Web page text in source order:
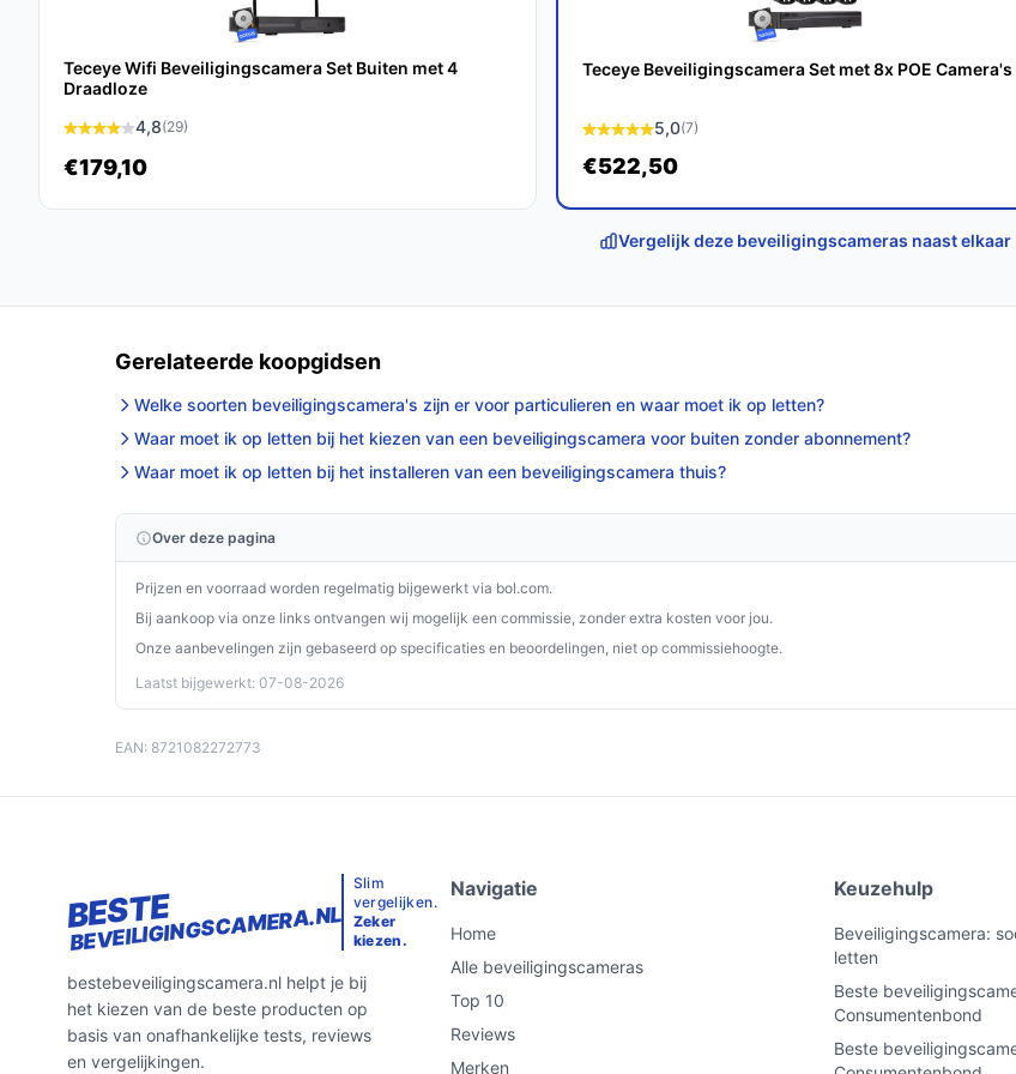
betrouwbare, gebruiksvriendelijke en duurzame beveiligingsoplossing zoekt. Profiteer van de
voordelen van hoogwaardige camera’s en een krachtige Homebase.
wat perfect past bij jouw behoeften!
Teceye Wifi Beveiligingscamera Set Buiten met 4
Draadloze
4,8(29)
€179,10
Teceye Beveiligingscamera Set met 8x POE Camera's
5,0(7)
€522,50
Vergelijk deze beveiligingscameras naast elkaar
Gerelateerde koopgidsen
Welke soorten beveiligingscamera's zijn er voor particulieren en waar moet ik op letten?
Waar moet ik op letten bij het kiezen van een beveiligingscamera voor buiten zonder abonnement?
Waar moet ik op letten bij het installeren van een beveiligingscamera thuis?
Over deze pagina
Prijzen en voorraad worden regelmatig bijgewerkt via bol.com.
Bij aankoop via onze links ontvangen wij mogelijk een commissie, zonder extra kosten voor jou.
Onze aanbevelingen zijn gebaseerd op specificaties en beoordelingen, niet op commissiehoogte.
Laatst bijgewerkt: 07-08-2026
EAN: 8721082272773
BESTE
BEVEILIGINGSCAMERA.NL
Slim
vergelijken.
Zeker
kiezen.
bestebeveiligingscamera.nl helpt je bij
het kiezen van de beste producten op
basis van onafhankelijke tests, reviews
en vergelijkingen.
Navigatie
Home
Alle beveiligingscameras
Top 10
Reviews
Merken
Keuzehulp
Beveiligingscamera:
letten
Beste
Consumentenbond
Beste